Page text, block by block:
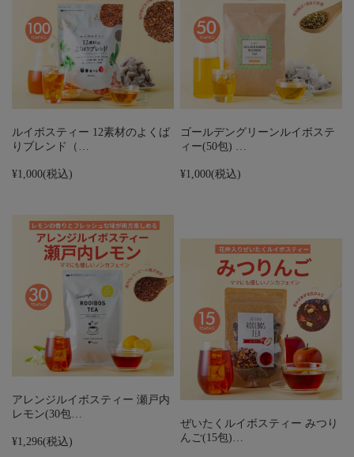
ルイボスティー 12素材のよくば
りブレンド（…
¥1,000(税込)
ゴールデングリーンルイボステ
ィー(50包) …
¥1,000(税込)
アレンジルイボスティー 瀬戸内
レモン(30包…
¥1,296(税込)
ぜいたくルイボスティー みつり
んご(15包)…